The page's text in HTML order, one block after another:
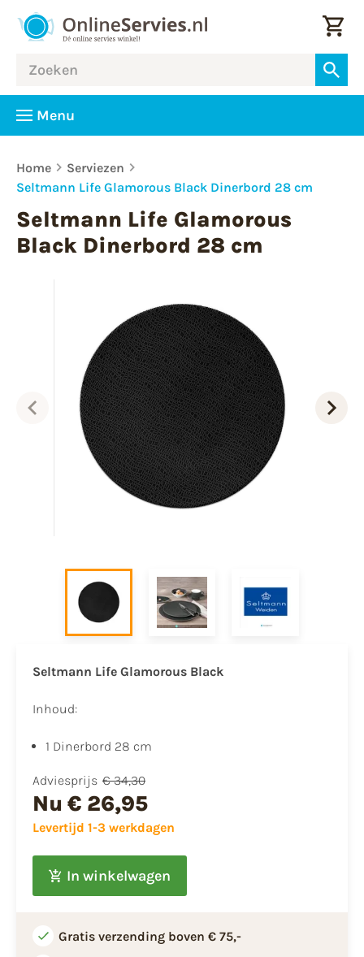
Menu
Home
Serviezen
Seltmann Life Glamorous Black Dinerbord 28 cm
Seltmann Life Glamorous
Black Dinerbord 28 cm
Seltmann Life Glamorous Black
Inhoud:
1 Dinerbord 28 cm
Adviesprijs € 34,30
Nu € 26,95
Levertijd 1-3 werkdagen
In winkelwagen
Gratis verzending boven € 75,-